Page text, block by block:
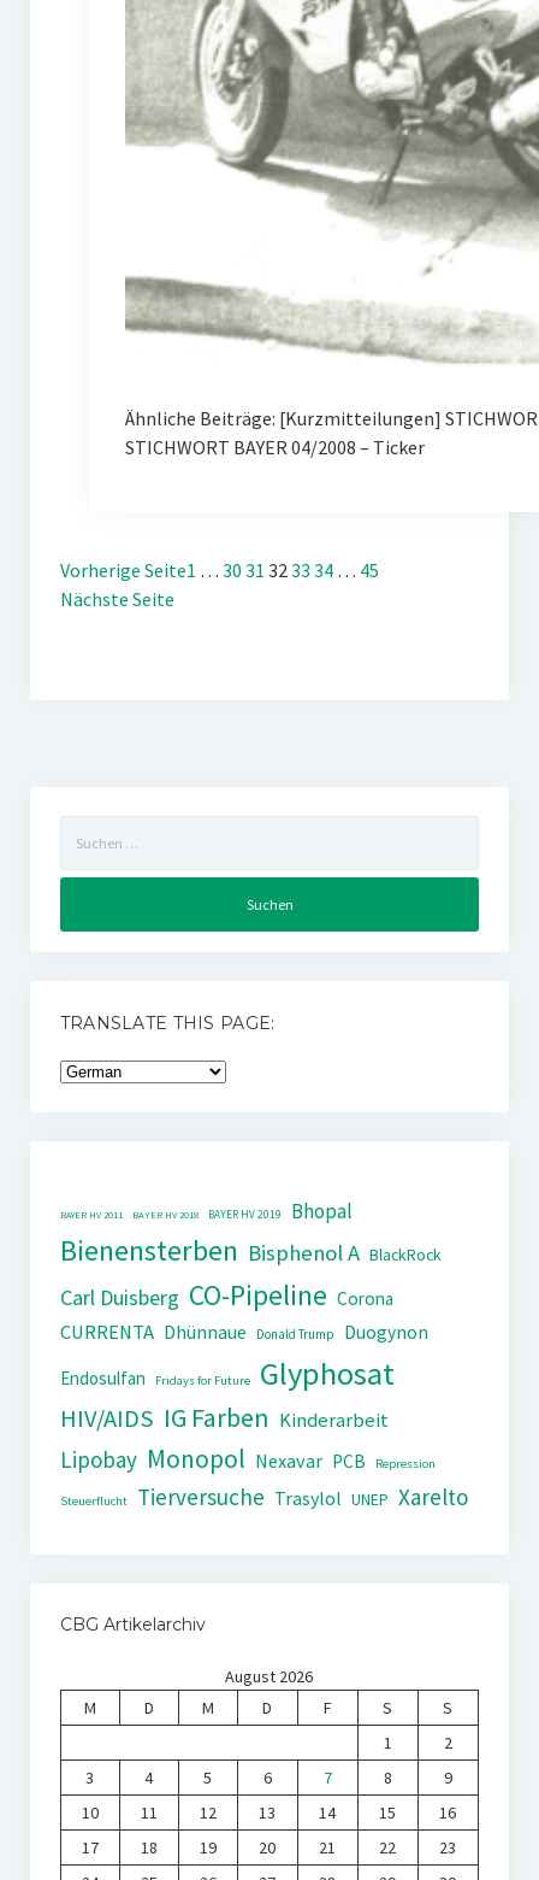
Ähnliche Beiträge: [Kurzmitteilungen]
STICHWORT BAYER 04/2008 – Ticker
Vorherige Seite1 … 30 31 32 33 34 … 45
Nächste Seite
nach:
TRANSLATE THIS PAGE:
BAYER HV 2011 BAYER HV 2018 BAYER HV 2019 Bhopal
Bienensterben Bisphenol A BlackRock
Carl Duisberg CO-Pipeline Corona
CURRENTA Dhünnaue Donald Trump
Duogynon
Endosulfan
Fridays for Future Glyphosat
HIV/AIDS IG Farben Kinderarbeit
Lipobay Monopol Nexavar PCB Repression
Steuerflucht Tierversuche Trasylol UNEP Xarelto
CBG Artikelarchiv
August 2026
M
D M D F S
S
1
2
3
4 5 6 7 8
9
10
11 12 13 14 15
16
17
18 19 20 21 22
23